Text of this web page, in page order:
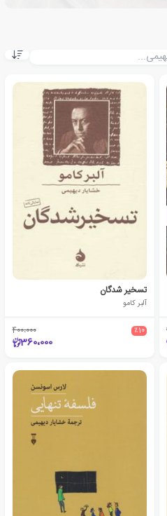
تسخیر شدگان
آلبر کامو
٪10 400،000
360،000